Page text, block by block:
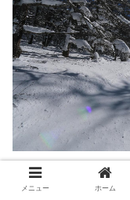
メニュー ホーム